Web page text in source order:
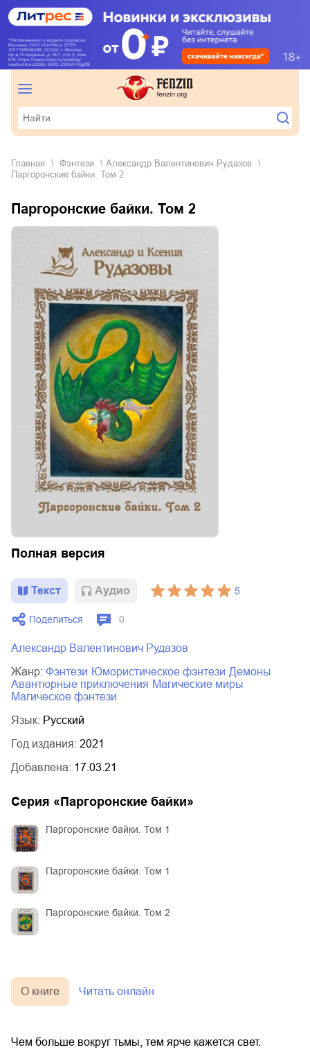
Главная фэнтези
Александр Валентинович Рудазов
Паргоронские байки. Том 2
Паргоронские байки. Том 2
Полная версия
Текст Aудио 5
Поделиться 0
Александр Валентинович Рудазов
Жанр:
фэнтези юмористическое фэнтези
демоны
авантюрные приключения
магические миры
магическое фэнтези
Язык: Русский
Год издания: 2021
Добавлена: 17.03.21
Серия « Паргоронские байки»
Паргоронские байки. Том 1
Паргоронские байки. Том 1
Паргоронские байки. Том 2
О книге Читать онлайн
Чем больше вокруг тьмы, тем ярче кажется свет.